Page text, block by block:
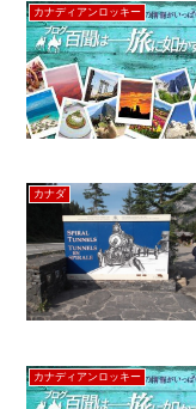
カナディアンロッキー
カナダ
カナディアンロッキー